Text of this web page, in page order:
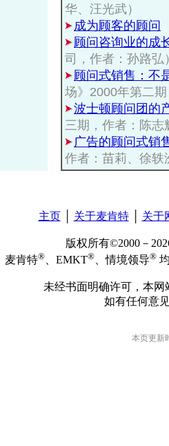
华、汪光武）
成为顾客的顾问
顾问咨询业的成
司，作者：孙路弘
顾问式销售：不
场》2000年第二
波士顿顾问团的
三期，作者：陈志
广告的顾问式销
作者：苗莉、徐轶
主页│ 关于麦肯特│ 关于
版权所有©2000－
麦肯特® 、EMKT® 、情境领导®
未经书面明确许可，本
如有任何意
本页更新